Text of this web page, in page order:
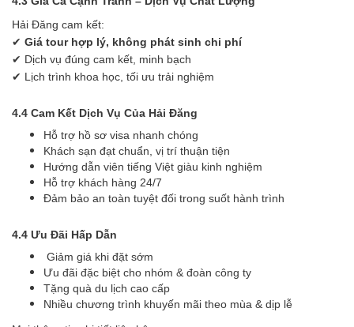
Hải Đăng cam kết:
✔ Giá tour hợp lý, không phát sinh chi phí
✔ Dịch vụ đúng cam kết, minh bạch
✔ Lịch trình khoa học, tối ưu trải nghiệm
4.4 Cam Kết Dịch Vụ Của Hải Đăng
Hỗ trợ hồ sơ visa nhanh chóng
Khách sạn đạt chuẩn, vị trí thuận tiện
Hướng dẫn viên tiếng Việt giàu kinh nghiệm
Hỗ trợ khách hàng 24/7
Đảm bảo an toàn tuyệt đối trong suốt hành trình
4.4 Ưu Đãi Hấp Dẫn
Giảm giá khi đặt sớm
Ưu đãi đặc biệt cho nhóm & đoàn công ty
Tặng quà du lịch cao cấp
Nhiều chương trình khuyến mãi theo mùa & dịp lễ